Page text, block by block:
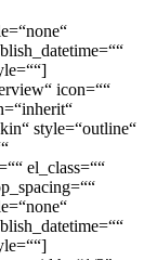
icon=““
style=“outline“
el_class=““